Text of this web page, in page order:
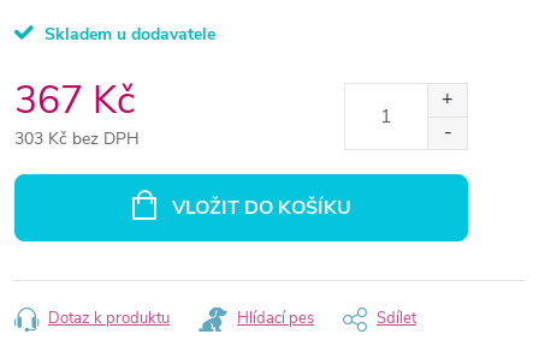
Skladem u dodavatele
367 Kč
303 Kč bez DPH
VLOŽIT DO KOŠÍKU
Dotaz k produktu Hlídací pes Sdílet